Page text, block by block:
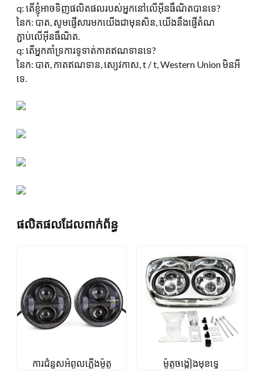
q: តើខ្ញុំអាចទិញផលិតផលរបស់អ្នកនៅលើអ៊ីនធឺណិតបានទេ?
នៃក: បាត, សូមផ្ញើសារមកយើងជាមុនសិន, យើងនឹងផ្ញើតំណ
ភ្ជាប់លើអ៊ីនធឺណិត.
q: តើអ្នកគាំទ្រការទូទាត់កាតឥណទានទេ?
នៃក: បាត, កាតឥណទាន, ស្យេវកាស, t / t, Western Union មិនអី
ទេ.
ផលិតផលដែលពាក់ព័ន្ធ
ការជំនួសអំពូលភ្លើងម៉ូតូ ម៉ូតូចង្កៀងមុខទ្វេ